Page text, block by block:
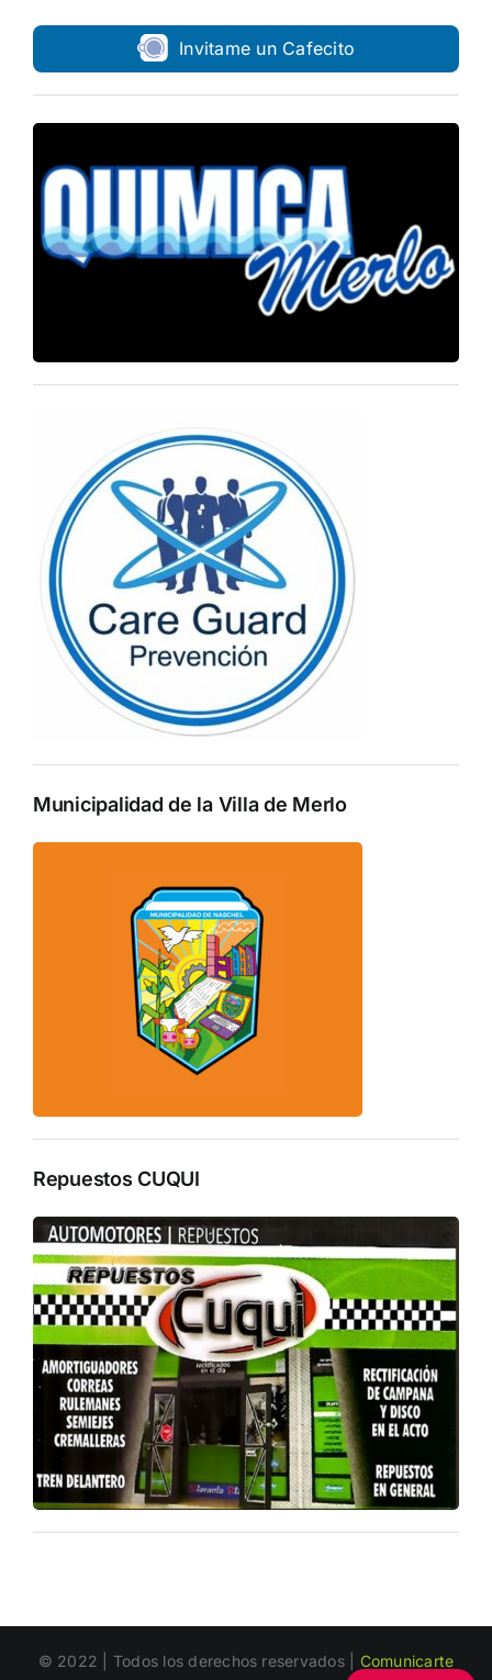
Invitame un Cafecito
Municipalidad de la Villa de Merlo
Repuestos CUQUI
© 2022 | Todos los derechos reservados | Comunicarte